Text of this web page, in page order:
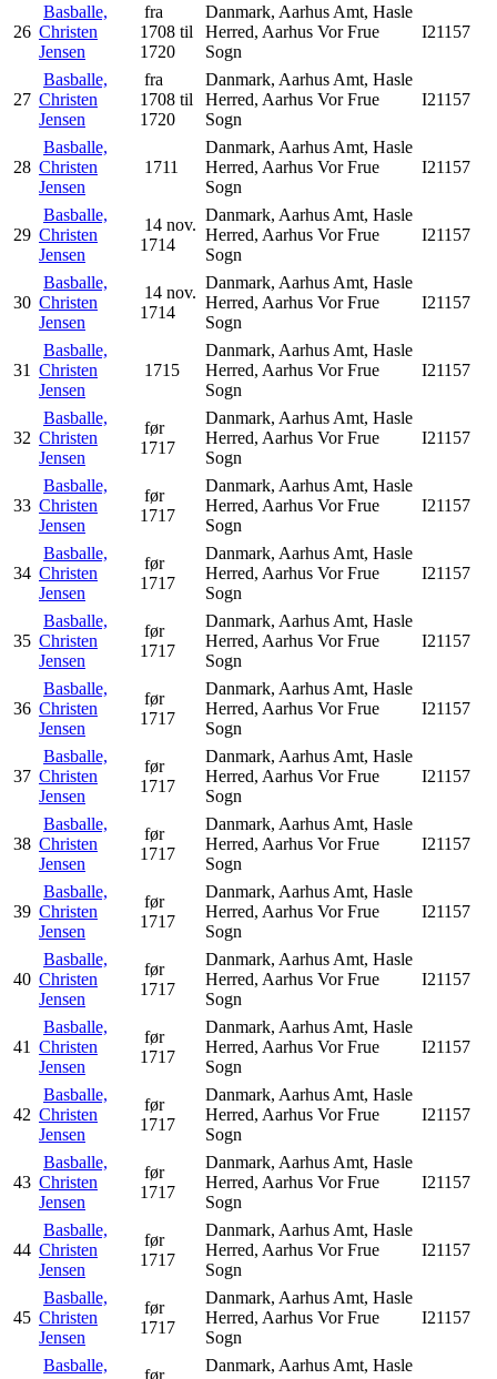
26
Basballe,
Christen
Jensen
fra
1708 til
1720
Danmark, Aarhus Amt, Hasle
Herred, Aarhus Vor Frue
Sogn
I21157
27
Basballe,
Christen
Jensen
fra
1708 til
1720
Danmark, Aarhus Amt, Hasle
Herred, Aarhus Vor Frue
Sogn
I21157
28
Basballe,
Christen
Jensen
1711
Danmark, Aarhus Amt, Hasle
Herred, Aarhus Vor Frue
Sogn
I21157
29
Basballe,
Christen
Jensen
14 nov.
1714
Danmark, Aarhus Amt, Hasle
Herred, Aarhus Vor Frue
Sogn
I21157
30
Basballe,
Christen
Jensen
14 nov.
1714
Danmark, Aarhus Amt, Hasle
Herred, Aarhus Vor Frue
Sogn
I21157
31
Basballe,
Christen
Jensen
1715
Danmark, Aarhus Amt, Hasle
Herred, Aarhus Vor Frue
Sogn
I21157
32
Basballe,
Christen
Jensen
før
1717
Danmark, Aarhus Amt, Hasle
Herred, Aarhus Vor Frue
Sogn
I21157
33
Basballe,
Christen
Jensen
før
1717
Danmark, Aarhus Amt, Hasle
Herred, Aarhus Vor Frue
Sogn
I21157
34
Basballe,
Christen
Jensen
før
1717
Danmark, Aarhus Amt, Hasle
Herred, Aarhus Vor Frue
Sogn
I21157
35
Basballe,
Christen
Jensen
før
1717
Danmark, Aarhus Amt, Hasle
Herred, Aarhus Vor Frue
Sogn
I21157
36
Basballe,
Christen
Jensen
før
1717
Danmark, Aarhus Amt, Hasle
Herred, Aarhus Vor Frue
Sogn
I21157
37
Basballe,
Christen
Jensen
før
1717
Danmark, Aarhus Amt, Hasle
Herred, Aarhus Vor Frue
Sogn
I21157
38
Basballe,
Christen
Jensen
før
1717
Danmark, Aarhus Amt, Hasle
Herred, Aarhus Vor Frue
Sogn
I21157
39
Basballe,
Christen
Jensen
før
1717
Danmark, Aarhus Amt, Hasle
Herred, Aarhus Vor Frue
Sogn
I21157
40
Basballe,
Christen
Jensen
før
1717
Danmark, Aarhus Amt, Hasle
Herred, Aarhus Vor Frue
Sogn
I21157
41
Basballe,
Christen
Jensen
før
1717
Danmark, Aarhus Amt, Hasle
Herred, Aarhus Vor Frue
Sogn
I21157
42
Basballe,
Christen
Jensen
før
1717
Danmark, Aarhus Amt, Hasle
Herred, Aarhus Vor Frue
Sogn
I21157
43
Basballe,
Christen
Jensen
før
1717
Danmark, Aarhus Amt, Hasle
Herred, Aarhus Vor Frue
Sogn
I21157
44
Basballe,
Christen
Jensen
før
1717
Danmark, Aarhus Amt, Hasle
Herred, Aarhus Vor Frue
Sogn
I21157
45
Basballe,
Christen
Jensen
før
1717
Danmark, Aarhus Amt, Hasle
Herred, Aarhus Vor Frue
Sogn
I21157
Basballe,
før
Danmark, Aarhus Amt, Hasle